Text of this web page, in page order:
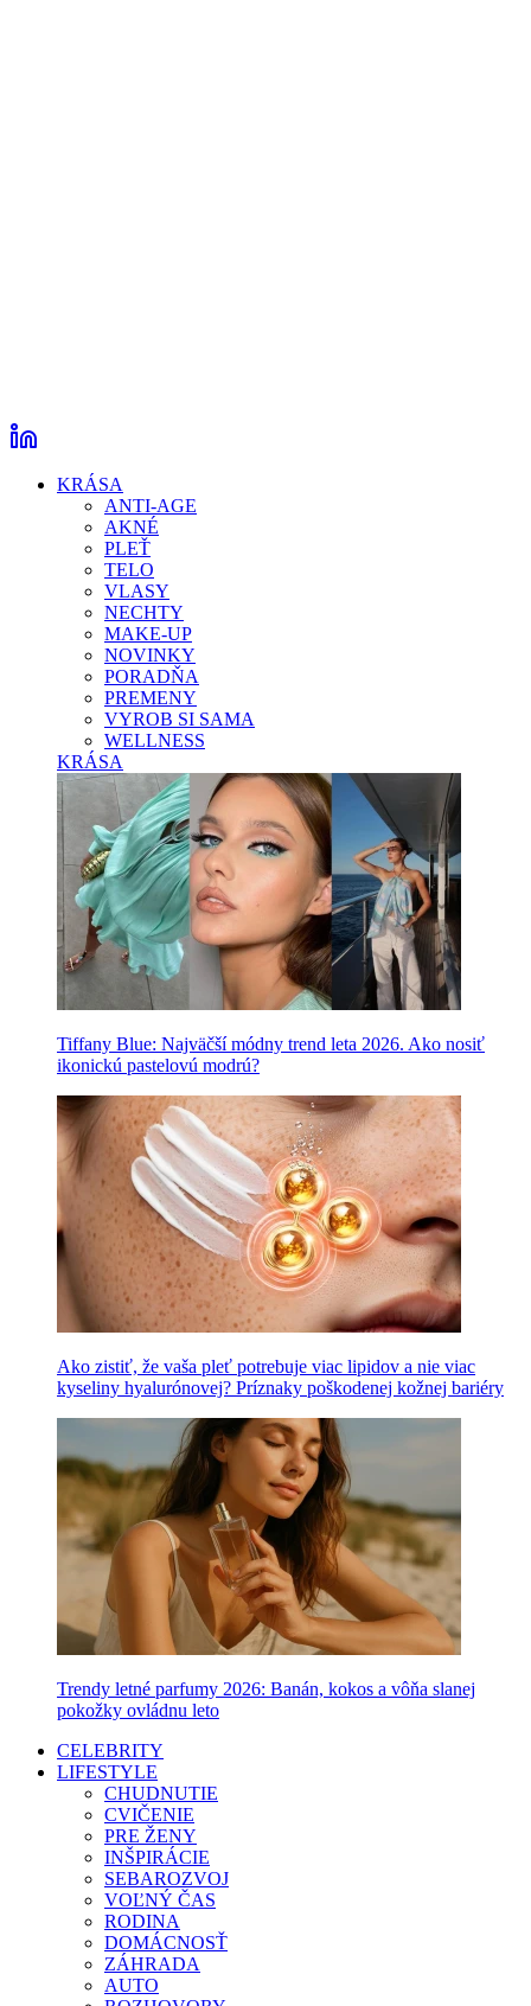
KRÁSA
ANTI-AGE
AKNÉ
PLEŤ
TELO
VLASY
NECHTY
MAKE-UP
NOVINKY
PORADŇA
PREMENY
VYROB SI SAMA
WELLNESS
KRÁSA
Tiffany Blue: Najväčší módny trend leta 2026. Ako nosiť
ikonickú pastelovú modrú?
Ako zistiť, že vaša pleť potrebuje viac lipidov a nie viac
kyseliny hyalurónovej? Príznaky poškodenej kožnej bariéry
Trendy letné parfumy 2026: Banán, kokos a vôňa slanej
pokožky ovládnu leto
CELEBRITY
LIFESTYLE
CHUDNUTIE
CVIČENIE
PRE ŽENY
INŠPIRÁCIE
SEBAROZVOJ
VOĽNÝ ČAS
RODINA
DOMÁCNOSŤ
ZÁHRADA
AUTO